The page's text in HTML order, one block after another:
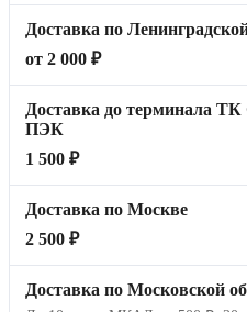
Доставка по
от 2 000 ₽
Доставка до терминала
ПЭК
1 500 ₽
Доставка по Москве
2 500 ₽
Доставка по Московской